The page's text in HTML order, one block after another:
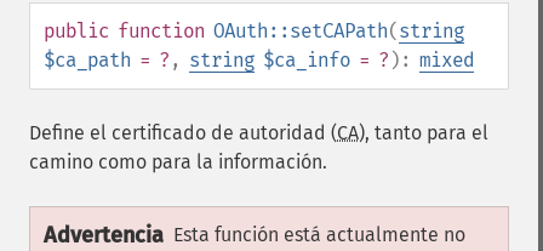
public function OAuth::setCAPath(string
$ca_path = ? , string $ca_info = ? ): mixed
Define el certificado de autoridad (CA), tanto para el
camino como para la información.
Advertencia Esta función está actualmente no